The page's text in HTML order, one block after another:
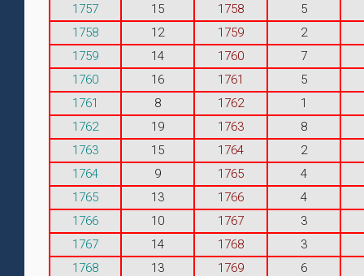
1757
15 1758
5
1758
12 1759
2
1759
14 1760
7
1760
16 1761
5
1761
8 1762
1
1762
19 1763
8
1763
15 1764
2
1764
9 1765
4
1765
13 1766
4
1766
10 1767
3
1767
14 1768
3
1768
13 1769
6